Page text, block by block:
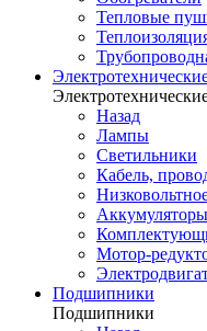
Тепловые
Назад
Лампы
Светильники
Кабель,
Аккумуляторы
Мотор-
Подшипники
Подшипники